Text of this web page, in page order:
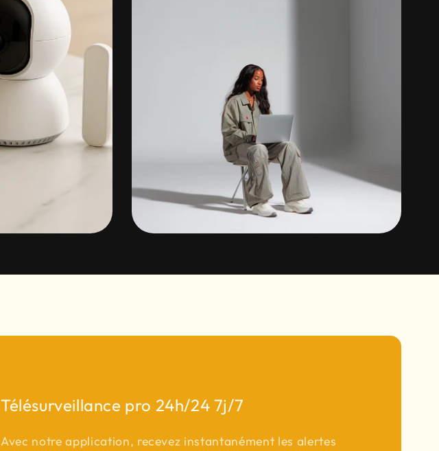
Télésurveillance pro 24h/24 7j/7
Avec notre application, recevez instantanément les alertes